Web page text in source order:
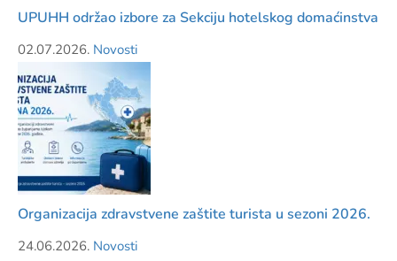
UPUHH održao izbore za Sekciju hotelskog domaćinstva
02.07.2026. Novosti
Organizacija zdravstvene zaštite turista u sezoni 2026.
24.06.2026. Novosti